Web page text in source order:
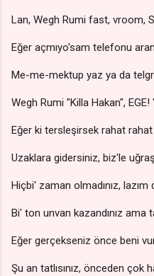
Lan, Wegh Rumi fast, vroom,
Eğer açmıyo'sam telefonu
Me-me-mektup yaz ya da
Wegh Rumi "Killa Hakan",
Eğer ki tersleşirsek rahat rahat
Uzaklara gidersiniz, biz'le
Hiçbi' zaman olmadınız, lazım
Bi' ton unvan kazandınız ama
Eğer gerçekseniz önce beni
Şu an tatlısınız, önceden çok